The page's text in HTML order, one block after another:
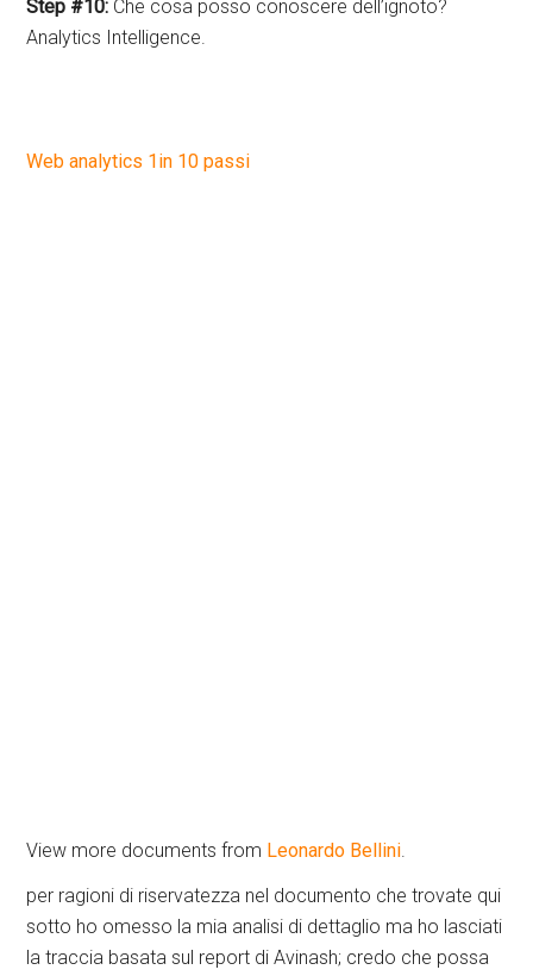
Step #10: Che cosa posso conoscere dell’ignoto?
Analytics Intelligence.
Web analytics 1in 10 passi
View more documents from Leonardo Bellini.
per ragioni di riservatezza nel documento che trovate qui
sotto ho omesso la mia analisi di dettaglio ma ho lasciati
la traccia basata sul report di Avinash; credo che possa